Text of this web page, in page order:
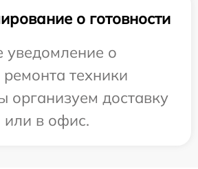
о готовности
уведомление о
техники
организуем доставку
в офис.